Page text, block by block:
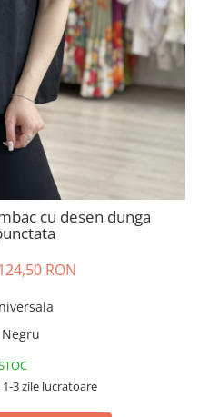
cu desen dunga
RON
Negru
1-3 zile lucratoare